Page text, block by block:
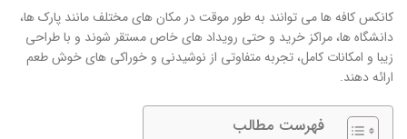
کانکس کافه ‌ها می ‌توانند به ‌طور موقت در مکان‌ های مختلف مانند پارک ‌ها،
دانشگاه ‌ها، مراکز خرید و حتی رویداد های خاص مستقر شوند و با طراحی
زیبا و امکانات کامل، تجربه متفاوتی از نوشیدنی و خوراکی ‌های خوش ‌طعم
ارائه دهند.
فهرست مطالب